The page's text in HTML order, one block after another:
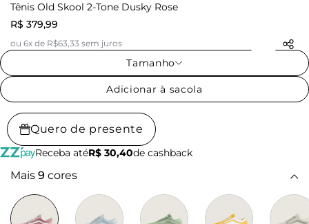
Tênis Old Skool 2-Tone Dusky Rose
R$ 379,99
ou 6x de R$63,33 sem juros
Tamanho
Adicionar à sacola
Quero de presente
Receba atéR$ 30,40de cashback
Mais 9 cores